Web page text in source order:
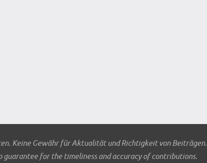
Keine Gewähr für Aktualität und Richtigkeit von Beiträgen.
for the timeliness and accuracy of contributions.